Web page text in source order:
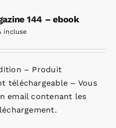
144 – ebook
incluse
– Produit
téléchargeable – Vous
email contenant les